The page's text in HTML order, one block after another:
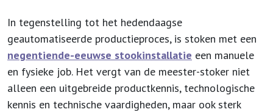
In tegenstelling tot het hedendaagse
geautomatiseerde productieproces, is stoken met een
negentiende-eeuwse stookinstallatie een manuele
en fysieke job. Het vergt van de meester-stoker niet
alleen een uitgebreide productkennis, technologische
kennis en technische vaardigheden, maar ook sterk